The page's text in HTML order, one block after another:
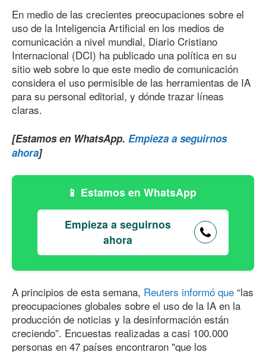
En medio de las crecientes preocupaciones sobre el
uso de la Inteligencia Artificial en los medios de
comunicación a nivel mundial, Diario Cristiano
Internacional (DCI) ha publicado una política en su
sitio web sobre lo que este medio de comunicación
considera el uso permisible de las herramientas de IA
para su personal editorial, y dónde trazar líneas
claras.
[Estamos en WhatsApp. Empieza a seguirnos
ahora]
Estamos en WhatsApp
Empieza a seguirnos
ahora
A principios de esta semana, Reuters informó que “las
preocupaciones globales sobre el uso de la IA en la
producción de noticias y la desinformación están
creciendo”. Encuestas realizadas a casi 100.000
personas en 47 países encontraron "que los